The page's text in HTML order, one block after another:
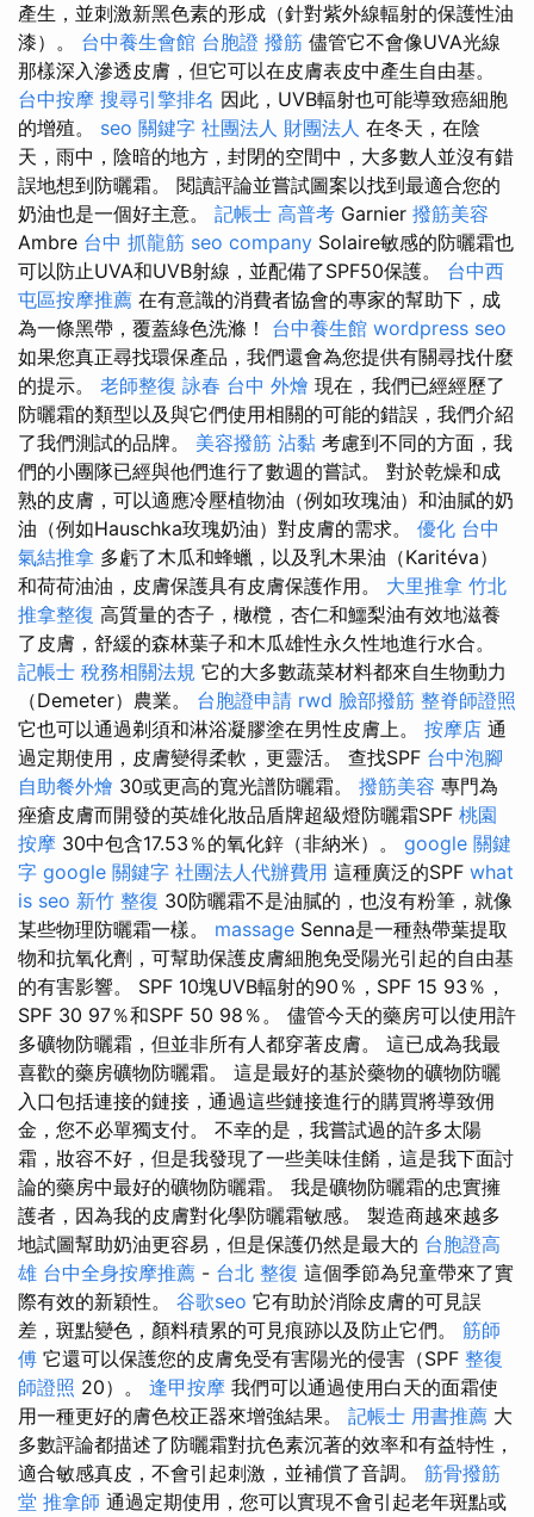
產生，並刺激新黑色素的形成（針對紫外線輻射的保護性油
漆）。 台中養生會館 台胞證 撥筋 儘管它不會像UVA光線
那樣深入滲透皮膚，但它可以在皮膚表皮中產生自由基。
台中按摩 搜尋引擎排名 因此，UVB輻射也可能導致癌細胞
的增殖。 seo 關鍵字 社團法人 財團法人 在冬天，在陰
天，雨中，陰暗的地方，封閉的空間中，大多數人並沒有錯
誤地想到防曬霜。 閱讀評論並嘗試圖案以找到最適合您的
奶油也是一個好主意。 記帳士 高普考 Garnier 撥筋美容
Ambre 台中 抓龍筋 seo company Solaire敏感的防曬霜也
可以防止UVA和UVB射線，並配備了SPF50保護。 台中西
屯區按摩推薦 在有意識的消費者協會的專家的幫助下，成
為一條黑帶，覆蓋綠色洗滌！ 台中養生館 wordpress seo
如果您真正尋找環保產品，我們還會為您提供有關尋找什麼
的提示。 老師整復 詠春 台中 外燴 現在，我們已經經歷了
防曬霜的類型以及與它們使用相關的可能的錯誤，我們介紹
了我們測試的品牌。 美容撥筋 沾黏 考慮到不同的方面，我
們的小團隊已經與他們進行了數週的嘗試。 對於乾燥和成
熟的皮膚，可以適應冷壓植物油（例如玫瑰油）和油膩的奶
油（例如Hauschka玫瑰奶油）對皮膚的需求。 優化 台中
氣結推拿 多虧了木瓜和蜂蠟，以及乳木果油（Karitéva）
和荷荷油油，皮膚保護具有皮膚保護作用。 大里推拿 竹北
推拿整復 高質量的杏子，橄欖，杏仁和鱷梨油有效地滋養
了皮膚，舒緩的森林葉子和木瓜雄性永久性地進行水合。
記帳士 稅務相關法規 它的大多數蔬菜材料都來自生物動力
（Demeter）農業。 台胞證申請 rwd 臉部撥筋 整脊師證照
它也可以通過剃須和淋浴凝膠塗在男性皮膚上。 按摩店 通
過定期使用，皮膚變得柔軟，更靈活。 查找SPF 台中泡腳
自助餐外燴 30或更高的寬光譜防曬霜。 撥筋美容 專門為
痤瘡皮膚而開發的英雄化妝品盾牌超級燈防曬霜SPF 桃園
按摩 30中包含17.53％的氧化鋅（非納米）。 google 關鍵
字 google 關鍵字 社團法人代辦費用 這種廣泛的SPF what
is seo 新竹 整復 30防曬霜不是油膩的，也沒有粉筆，就像
某些物理防曬霜一樣。 massage Senna是一種熱帶葉提取
物和抗氧化劑，可幫助保護皮膚細胞免受陽光引起的自由基
的有害影響。 SPF 10塊UVB輻射的90％，SPF 15 93％，
SPF 30 97％和SPF 50 98％。 儘管今天的藥房可以使用許
多礦物防曬霜，但並非所有人都穿著皮膚。 這已成為我最
喜歡的藥房礦物防曬霜。 這是最好的基於藥物的礦物防曬
入口包括連接的鏈接，通過這些鏈接進行的購買將導致佣
金，您不必單獨支付。 不幸的是，我嘗試過的許多太陽
霜，妝容不好，但是我發現了一些美味佳餚，這是我下面討
論的藥房中最好的礦物防曬霜。 我是礦物防曬霜的忠實擁
護者，因為我的皮膚對化學防曬霜敏感。 製造商越來越多
地試圖幫助奶油更容易，但是保護仍然是最大的 台胞證高
雄 台中全身按摩推薦 - 台北 整復 這個季節為兒童帶來了實
際有效的新穎性。 谷歌seo 它有助於消除皮膚的可見誤
差，斑點變色，顏料積累的可見痕跡以及防止它們。 筋師
傅 它還可以保護您的皮膚免受有害陽光的侵害（SPF 整復
師證照 20）。 逢甲按摩 我們可以通過使用白天的面霜使
用一種更好的膚色校正器來增強結果。 記帳士 用書推薦 大
多數評論都描述了防曬霜對抗色素沉著的效率和有益特性，
適合敏感真皮，不會引起刺激，並補償了音調。 筋骨撥筋
堂 推拿師 通過定期使用，您可以實現不會引起老年斑點或